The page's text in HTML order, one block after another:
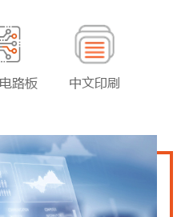
路板 中文印刷